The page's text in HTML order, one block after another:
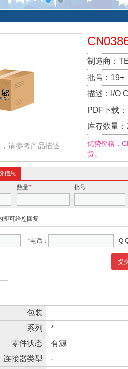
请参考产品描述
制造商：
批号： 19+
描述：
I/O
PDF下载：
库存数量：
优势价格，
货。
信息
数量* 批号
即可给您回复
*电话： Q
提
包装
系列
*
零件状态
有源
连接器类型
-